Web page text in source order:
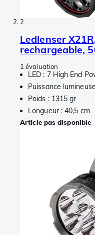
2
Ledlenser
rechargeable,
1 évaluation
LED : 7 High End
Puissance
Poids : 1315 gr
Longueur : 40,5 cm
Article pas disponible